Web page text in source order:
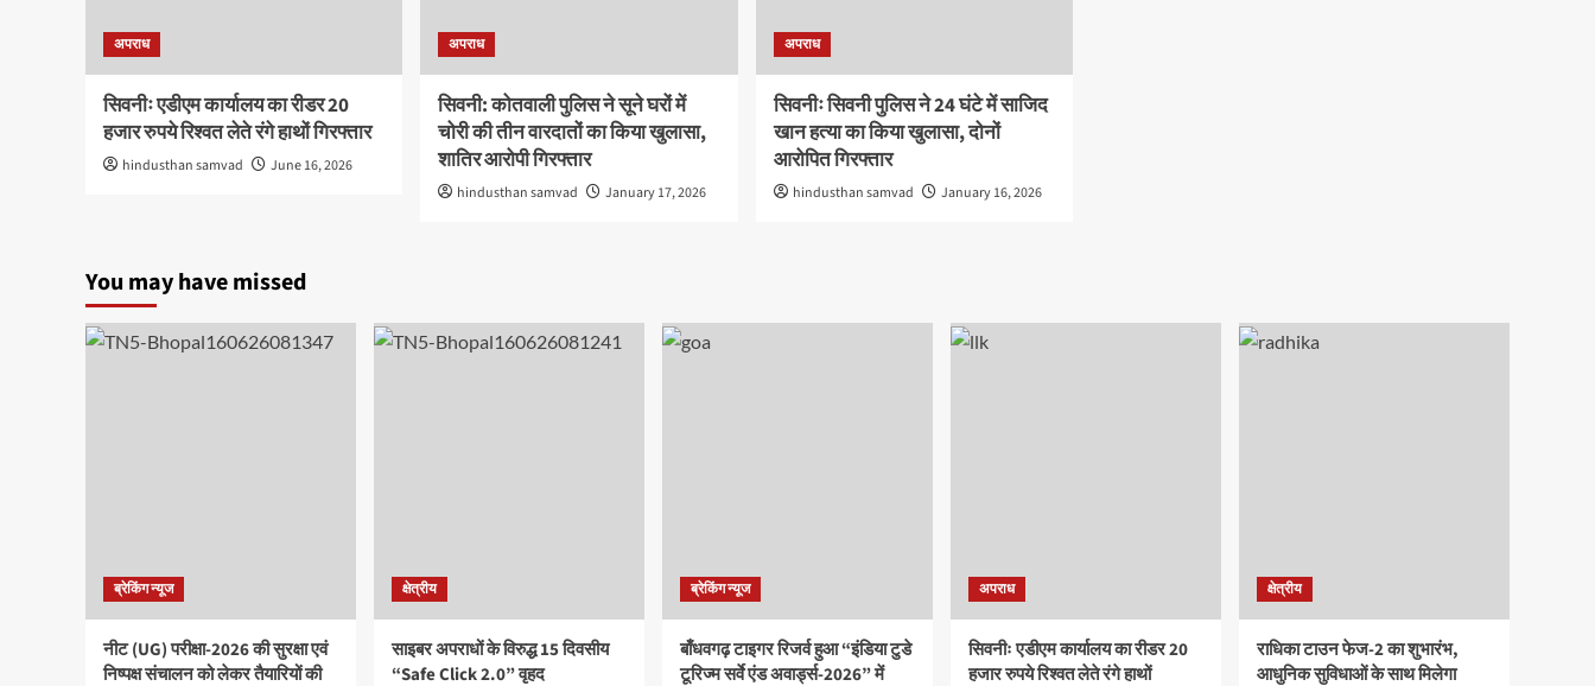
अपराध
सिवनीः एडीएम कार्यालय का रीडर 20
हजार रुपये रिश्वत लेते रंगे हाथों गिरफ्तार
hindusthan samvad June 16, 2026
अपराध
सिवनी: कोतवाली पुलिस ने सूने घरों में
चोरी की तीन वारदातों का किया खुलासा,
शातिर आरोपी गिरफ्तार
hindusthan samvad January 17, 2026
अपराध
सिवनीः सिवनी पुलिस ने 24 घंटे में साजिद
खान हत्या का किया खुलासा, दोनों
आरोपित गिरफ्तार
hindusthan samvad January 16, 2026
You may have missed
ब्रेकिंग न्यूज
नीट (UG) परीक्षा-2026 की सुरक्षा एवं
निष्पक्ष संचालन को लेकर तैयारियों की
क्षेत्रीय
साइबर अपराधों के विरुद्ध 15 दिवसीय
“Safe Click 2.0” वृहद
ब्रेकिंग न्यूज
बाँधवगढ़ टाइगर रिजर्व हुआ “इंडिया टुडे
टूरिज्म सर्वे एंड अवार्ड्स-2026” में
अपराध
सिवनीः एडीएम कार्यालय का रीडर 20
हजार रुपये रिश्वत लेते रंगे हाथों
क्षेत्रीय
राधिका टाउन फेज-2 का शुभारंभ,
आधुनिक सुविधाओं के साथ मिलेगा